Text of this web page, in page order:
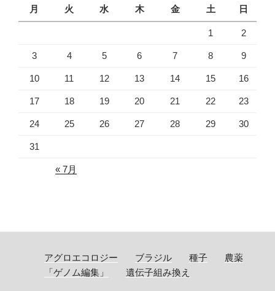
月
火 水 木 金 土 日
1 2
3 4 5 6 7 8 9
10 11 12 13 14 15 16
17 18 19 20 21 22 23
24 25 26 27 28 29 30
31
« 7月
アグロエコロジー ブラジル 種子
農薬
「ゲノム編集」
遺伝子組み換え